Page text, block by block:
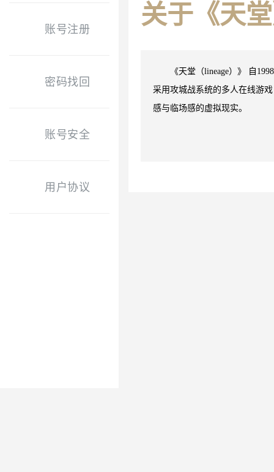
账号注册
密码找回
账号安全
用户协议
关于《天
《天堂（lineage）》 自
采用攻城战系统的多人在线游
感与临场感的虚拟现实。